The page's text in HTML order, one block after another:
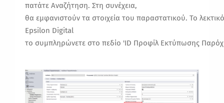
πατάτε Αναζήτηση. Στη συνέχεια,
θα εμφανιστούντα στοιχεία του παραστατικού. Το λεκτικό
Epsilon Digital
το συμπληρώνετε στο πεδίο 'ID Προφίλ ΕκτύπωσηςΠα